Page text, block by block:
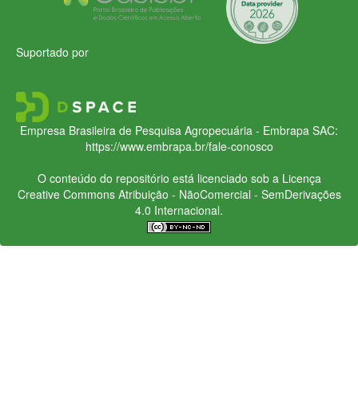
Suportado por
Empresa Brasileira de Pesquisa Agropecuária - Embrapa SAC:
https://www.embrapa.br/fale-conosco
O conteúdo do repositório está licenciado sob a Licença
Creative CommonsAtribuição - NãoComercial - SemDerivações
4.0 Internacional.